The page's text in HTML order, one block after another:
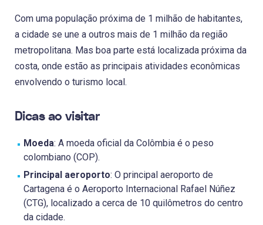
Com uma população próxima de 1 milhão de habitantes,
a cidade se une a outros mais de 1 milhão da região
metropolitana. Mas boa parte está localizada próxima da
costa, onde estão as principais atividades econômicas
envolvendo o turismo local.
Dicas ao visitar
Moeda: A moeda oficial da Colômbia é o peso
colombiano (COP).
Principal aeroporto: O principal aeroporto de
Cartagena é o Aeroporto Internacional Rafael Núñez
(CTG), localizado a cerca de 10 quilômetros do centro
da cidade.